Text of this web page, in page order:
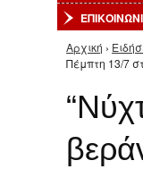
Είστε
Αρχική ›
Πέμπτη 13/7